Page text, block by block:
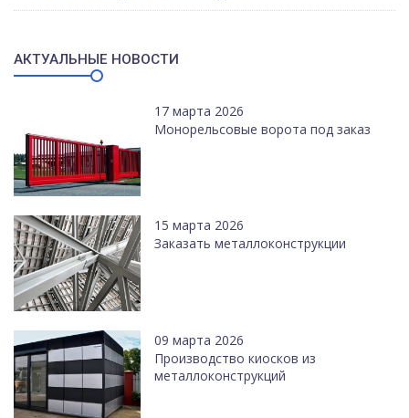
АКТУАЛЬНЫЕ НОВОСТИ
17 марта 2026
Монорельсовые ворота под заказ
15 марта 2026
Заказать металлоконструкции
09 марта 2026
Производство киосков из
металлоконструкций